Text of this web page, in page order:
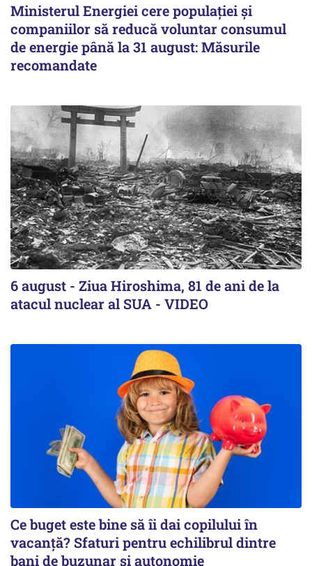
Ministerul Energiei cere populației și
companiilor să reducă voluntar consumul
de energie până la 31 august: Măsurile
recomandate
6 august - Ziua Hiroshima, 81 de ani de la
atacul nuclear al SUA - VIDEO
Ce buget este bine să îi dai copilului în
vacanță? Sfaturi pentru echilibrul dintre
bani de buzunar și autonomie